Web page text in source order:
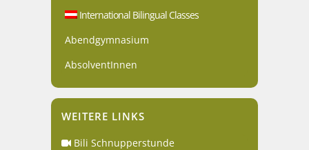
International Bilingual Classes
Abendgymnasium
AbsolventInnen
WEITERE LINKS
Bili Schnupperstunde